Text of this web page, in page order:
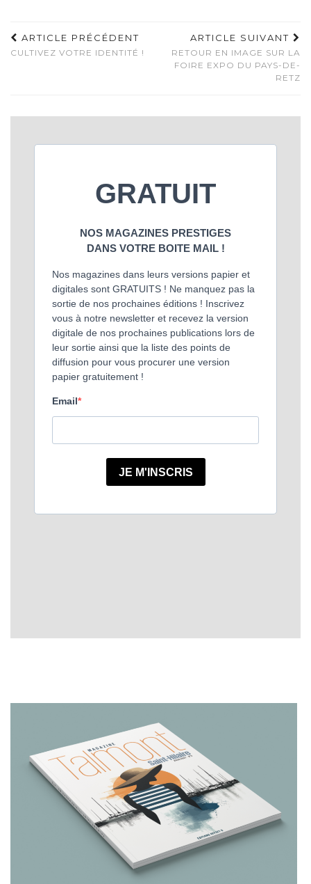
ARTICLE PRÉCÉDENT
CULTIVEZ VOTRE IDENTITÉ !
ARTICLE SUIVANT
RETOUR EN IMAGE SUR LA
FOIRE EXPO DU PAYS-DE-
RETZ